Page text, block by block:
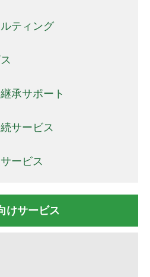
ティング
承サポート
サービス
ービス
けサービス